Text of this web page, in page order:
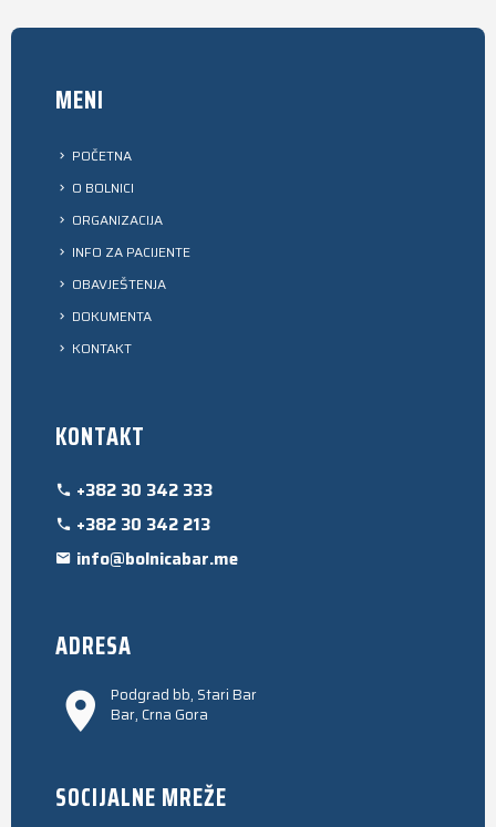
MENI
POČETNA
O BOLNICI
ORGANIZACIJA
INFO ZA PACIJENTE
OBAVJEŠTENJA
DOKUMENTA
KONTAKT
KONTAKT
+382 30 342 333
+382 30 342 213
info@bolnicabar.me
ADRESA
Podgrad bb, Stari Bar
Bar, Crna Gora
SOCIJALNE MREŽE